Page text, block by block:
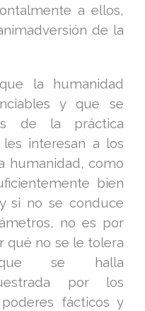
a ellos,
de la
la humanidad
y que se
de la práctica
interesan a los
humanidad, como
bien
si no se conduce
no es por
qué no se le tolera
se halla
por los
fácticos y